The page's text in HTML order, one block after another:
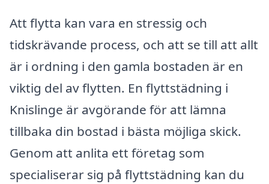
Att flytta kan vara en stressig och
tidskrävande process, och att se till att allt
är i ordning i den gamla bostaden är en
viktig del av flytten. En flyttstädning i
Knislinge är avgörande för att lämna
tillbaka din bostad i bästa möjliga skick.
Genom att anlita ett företag som
specialiserar sig på flyttstädning kan du